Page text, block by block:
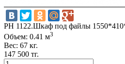
РH 1122.Шкаф под файлы
Объем: 0.41 м3
Вес: 67 кг.
147 500 тг.